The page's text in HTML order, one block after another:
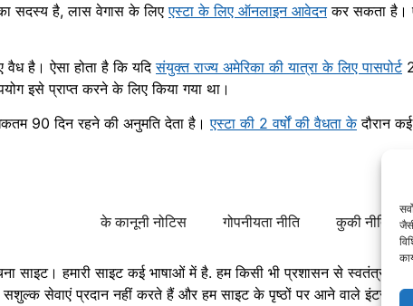
सदस्य है, लास वेगास के लिएएस्टा के लिए ऑनलाइन आवेदनकर सकता है।
वैध है। ऐसा होता है कि यदिसंयुक्त राज्य अमेरिका की यात्रा के लिए पासपोर्ट2
इसे प्राप्त करने के लिए किया गया था।
90 दिन रहने की अनुमति देता है।एस्टा की 2 वर्षों की वैधता केदौरान
के कानूनी नोटिस गोपनीयता नीति कुकी नीति
साइट। हमारी साइट कई भाषाओं में है. हम किसी भी प्रशासन से स्वतंत्र एक
सेवाएं प्रदान नहीं करते हैं और हम साइट के पृष्ठों पर आने वाले इंटरनेट